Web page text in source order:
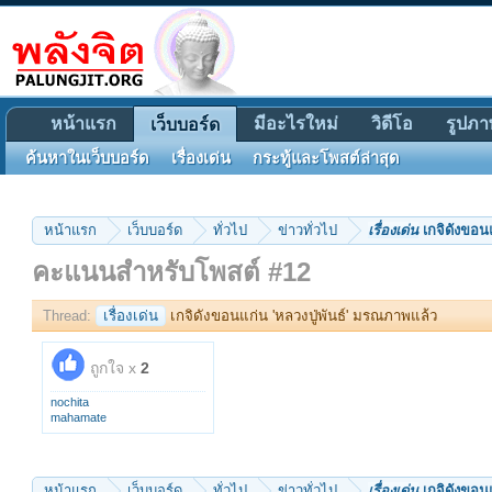
หน้าแรก เว็บบอร์ด ทั่วไป ข่าวทั่วไป เรื่องเด่นเกจิดังขอ
คะแนนสำหรับโพสต์ #12
Thread: เรื่องเด่น เกจิดังขอนแก่น 'หลวงปู่พันธ์' มรณภาพแล้ว
ถูกใจ x 2
nochita
mahamate
หน้าแรก เว็บบอร์ด
ค้นหาในเว็บบอร์ด เรื่องเด่น กระทู้และโพสต์ล่าสุด
มีอะไรใหม่ วิดีโอ รูปภ